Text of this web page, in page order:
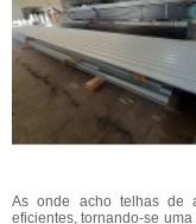
As onde acho telhas de
eficientes, tornando-se